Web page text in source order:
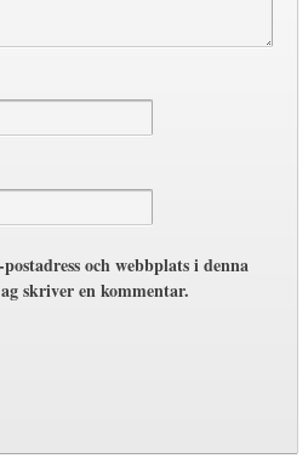
och webbplats i denna
skriver en kommentar.